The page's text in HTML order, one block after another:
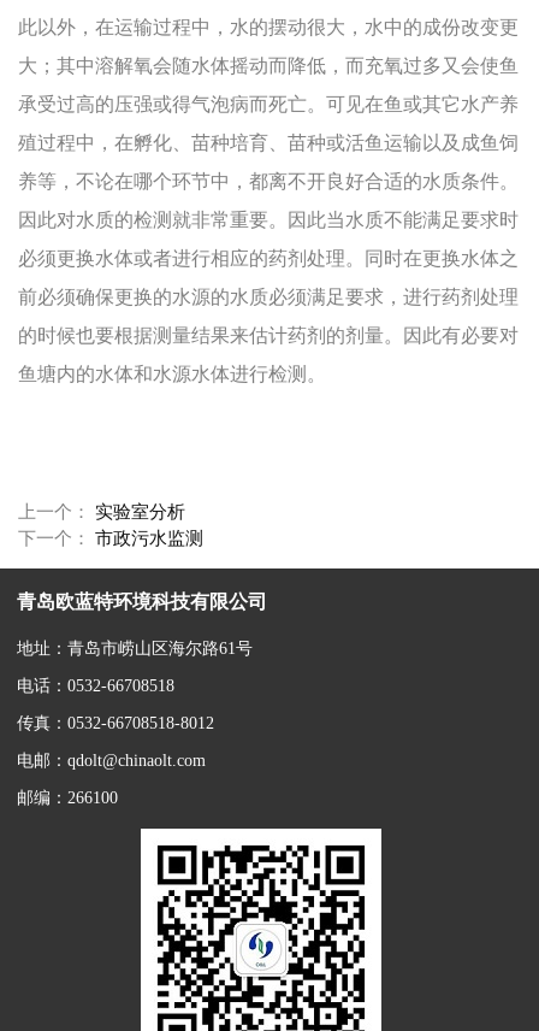
此以外，在运输过程中，水的摆动很大，水中的成份改变更
大；其中溶解氧会随水体摇动而降低，而充氧过多又会使鱼
承受过高的压强或得气泡病而死亡。可见在鱼或其它水产养
殖过程中，在孵化、苗种培育、苗种或活鱼运输以及成鱼饲
养等，不论在哪个环节中，都离不开良好合适的水质条件。
因此对水质的检测就非常重要。因此当水质不能满足要求时
必须更换水体或者进行相应的药剂处理。同时在更换水体之
前必须确保更换的水源的水质必须满足要求，进行药剂处理
的时候也要根据测量结果来估计药剂的剂量。因此有必要对
鱼塘内的水体和水源水体进行检测。
上一个：实验室分析
下一个：市政污水监测
青岛欧蓝特环境科技有限公司
地址：青岛市崂山区海尔路61号
电话：0532-66708518
传真：0532-66708518-8012
电邮：qdolt@chinaolt.com
邮编：266100